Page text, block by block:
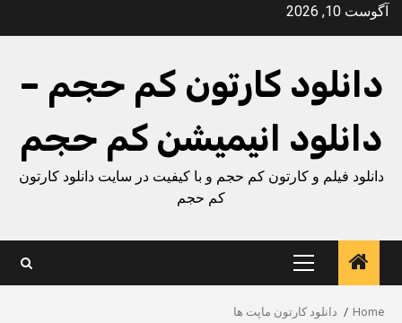
Skipآگوست 10, 2026
دانلود کارتون کم حجم –
دانلود انیمیشن کم حجم
دانلود فیلم و کارتون کم حجم و با کیفیت در سایت دانلود کارتون
کم حجم
Primary
Menu
Home دانلود کارتون ماپت ها